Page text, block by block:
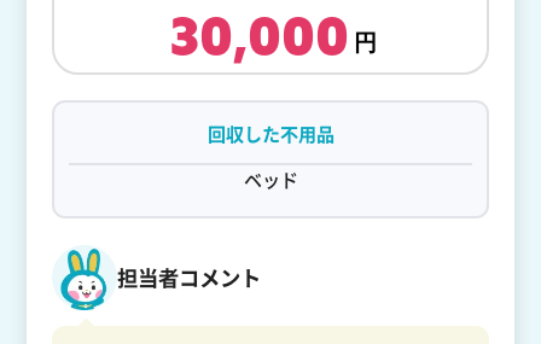
30,000
回収した不用品
ベッド
担当者コメント